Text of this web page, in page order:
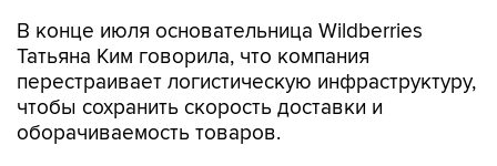
В конце июля основательница Wildberries
Татьяна Ким говорила, что компания
перестраивает логистическую инфраструктуру,
чтобы сохранить скорость доставки и
оборачиваемость товаров.